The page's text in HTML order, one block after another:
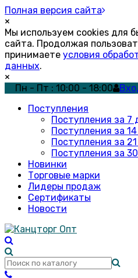
Полная версия сайта
×
Мы используем cookies для
сайта. Продолжая
принимаете условия
данных.
×
Пн - Пт : 10:00 - 18:00
Поступления
Поступления за 7
Поступления за
Поступления за
Поступления за
Новинки
Торговые марки
Лидеры продаж
Сертификаты
Новости